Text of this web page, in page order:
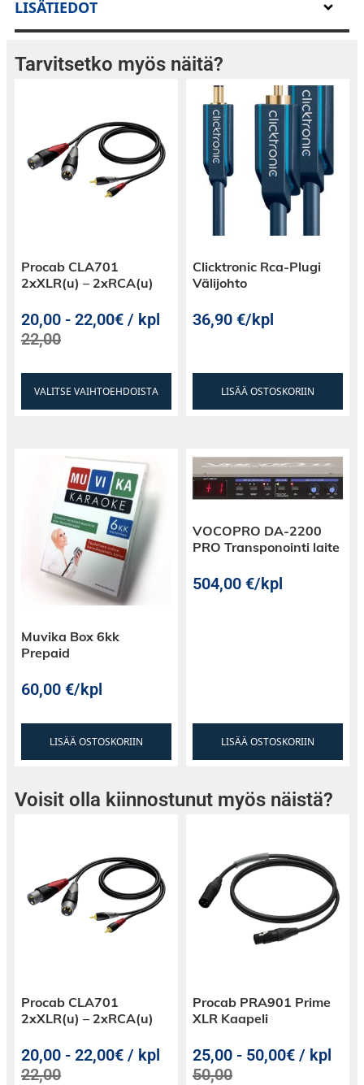
LISÄTIEDOT
Tarvitsetko myös näitä?
Procab CLA701
2xXLR(u) – 2xRCA(u)
20,00 -22,00€ / kpl
22,00
VALITSE VAIHTOEHDOISTA
Clicktronic Rca-Plugi
Välijohto
36,90€/kpl
LISÄÄ OSTOSKORIIN
Muvika Box 6kk
Prepaid
60,00€/kpl
LISÄÄ OSTOSKORIIN
VOCOPRO DA-2200
PRO Transponointi laite
504,00€/kpl
LISÄÄ OSTOSKORIIN
Voisit olla kiinnostunut myös näistä?
Procab CLA701
2xXLR(u) – 2xRCA(u)
20,00 -22,00€ / kpl
22,00
Procab PRA901 Prime
XLR Kaapeli
25,00 - 50,00€ / kpl
50,00